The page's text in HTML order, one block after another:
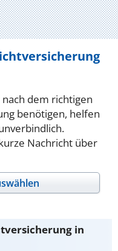
dem richtigen
benötigen, helfen
Nachricht über
in